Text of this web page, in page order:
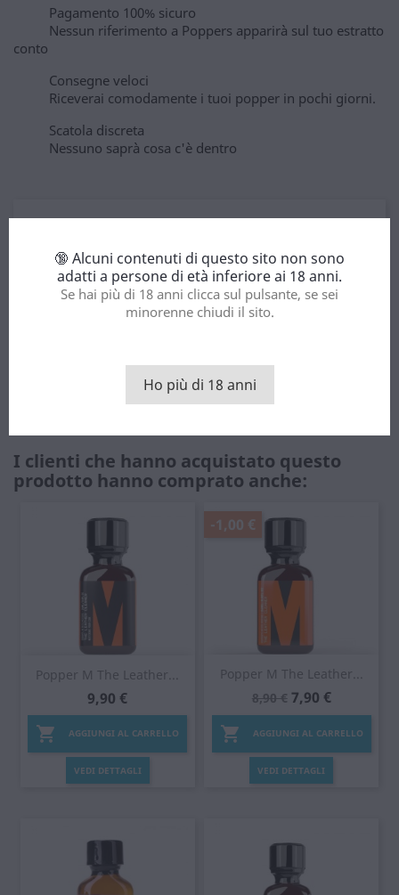
Pagamento 100% sicuro
Nessun riferimento a Poppers apparirà sul tuo estratto
conto
Consegne veloci
Riceverai comodamente i tuoi popper in pochi giorni.
Scatola discreta
Nessuno saprà cosa c'è dentro
Chi conosce i popper sa che il marchio Juic'D è un
marchio vincente.
utenti di tutto il mondo.
I clienti che hanno acquistato questo
prodotto hanno comprato anche:
Popper M The Leather...
9,90 €
 AGGIUNGI AL CARRELLO
VEDI DETTAGLI
Popper M The Leather...
8,90 € 7,90 €
 AGGIUNGI AL CARRELLO
VEDI DETTAGLI
-1,00 €
🔞 Alcuni contenuti di questo sito non sono
adatti a persone di età inferiore ai 18 anni.
Se hai più di 18 anni clicca sul pulsante, se sei
minorenne chiudi il sito.
Ho più di 18 anni